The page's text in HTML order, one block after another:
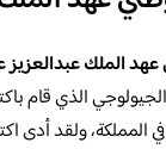
الملك عبدالعزيز
الذي قام
المملكة، ولقد أدى